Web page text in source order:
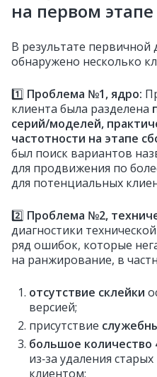
на первом этапе
В результате первичной
обнаружено несколько
1️⃣ Проблема №1, ядро:
клиента была разделена
серий/моделей,
частотности на этапе
был поиск вариантов
для продвижения по
для потенциальных
2️⃣ Проблема №2,
диагностики
ряд ошибок, которые
на ранжирование, в
отсутствие склейки
версией;
присутствие
большое количество
из‑за удаления
клиентом;